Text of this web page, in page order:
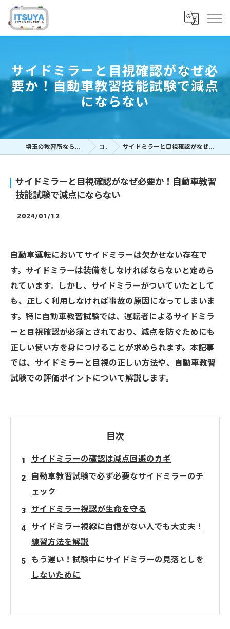
サイドミラーと目視確認がなぜ必
要か！自動車教習技能試験で減点
にならない
埼玉の教習所ならイツヤドライビングスクール コラム サイドミラーと目視確認がなぜ必要か！自動車教習技能試験で減点にならない
サイドミラーと目視確認がなぜ必要か！自動車教習
技能試験で減点にならない
2024/01/12
自動車運転においてサイドミラーは欠かせない存在で
す。サイドミラーは装備をしなければならないと定めら
れています。しかし、サイドミラーがついていたとして
も、正しく利用しなければ事故の原因になってしまいま
す。特に自動車教習試験では、運転者によるサイドミラ
ーと目視確認が必須とされており、減点を防ぐためにも
正しい使い方を身につけることが求められます。本記事
では、サイドミラーと目視の正しい方法や、自動車教習
試験での評価ポイントについて解説します。
目次
サイドミラーの確認は減点回避のカギ
自動車教習試験で必ず必要なサイドミラーのチ
ェック
サイドミラー視認が生命を守る
サイドミラー視線に自信がない人でも大丈夫！
練習方法を解説
もう遅い！試験中にサイドミラーの見落としを
しないために